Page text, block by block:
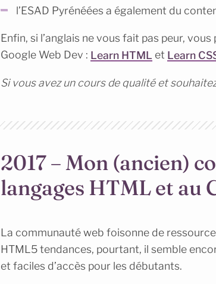
l’ESAD Pyrénéées a également du
Enfin, si l’anglais ne vous fait pas peur,
Google Web Dev : Learn HTML et Learn
Si vous avez un cours de qualité et
2017 – Mon (ancien)
langages HTML et au
La communauté web foisonne de
HTML5 tendances, pourtant, il semble
et faciles d’accès pour les débutants.